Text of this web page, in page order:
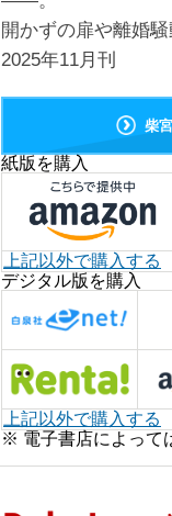
開かずの扉や離婚
2025年11月刊
柴
紙版を購入
上記以外で購入する
デジタル版を購入
上記以外で購入する
※ 電子書店によって